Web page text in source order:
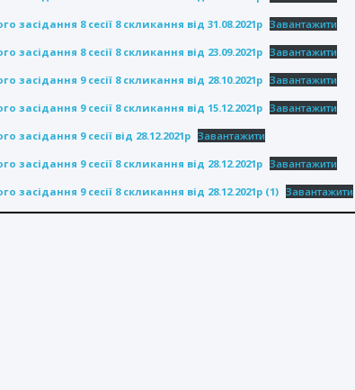
засідання 8 сесії 8 скликання від 31.08.2021р Завантажити
засідання 8 сесії 8 скликання від 23.09.2021р Завантажити
засідання 9 сесії 8 скликання від 28.10.2021р Завантажити
засідання 9 сесії 8 скликання від 15.12.2021р Завантажити
засідання 9 сесії від 28.12.2021р Завантажити
засідання 9 сесії 8 скликання від 28.12.2021р Завантажити
засідання 9 сесії 8 скликання від 28.12.2021р (1) Завантажити